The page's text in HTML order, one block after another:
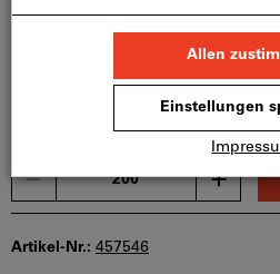
Artikel-Nr.: 457546